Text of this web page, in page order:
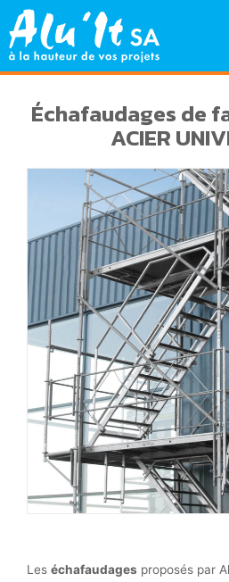
Échafaudages de
ACIER
Les échafaudages proposés par